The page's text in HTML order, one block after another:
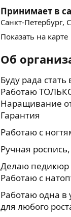
Принимает в
Санкт-Петербург,
Показать на карте
Об
Буду рада
Работаю
Наращивание
Гарантия
Работаю с
Ручная
Делаю педикюр
Работаю с
Работаю одна в
для любого